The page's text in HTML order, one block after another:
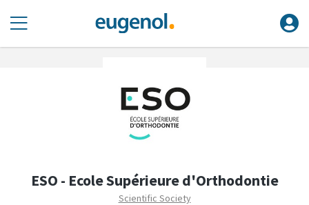
ESO - Ecole Supérieure d'Orthodontie
Scientific Society